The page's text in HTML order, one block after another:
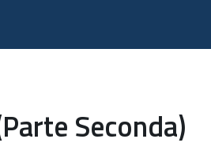
Seconda)